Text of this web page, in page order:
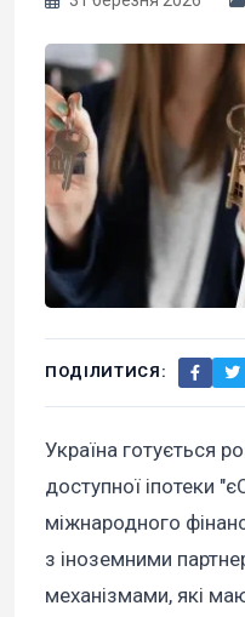
ПОДІЛИТИСЯ:
Україна готується
доступної іпотеки
міжнародного
з іноземними
механізмами, які